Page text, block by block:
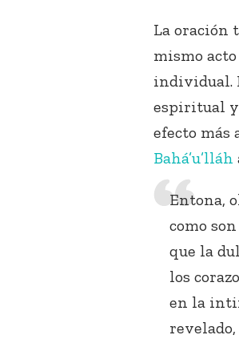
La oración
mismo
individual.
espiritual y
efecto más
Bahá’u’lláh
Entona,
como
que la
los
en la